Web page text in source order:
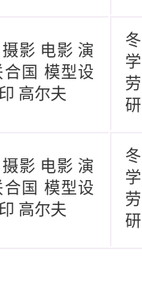
摄影 电影 演
国 模型设
高尔夫
摄影 电影 演
国 模型设
高尔夫